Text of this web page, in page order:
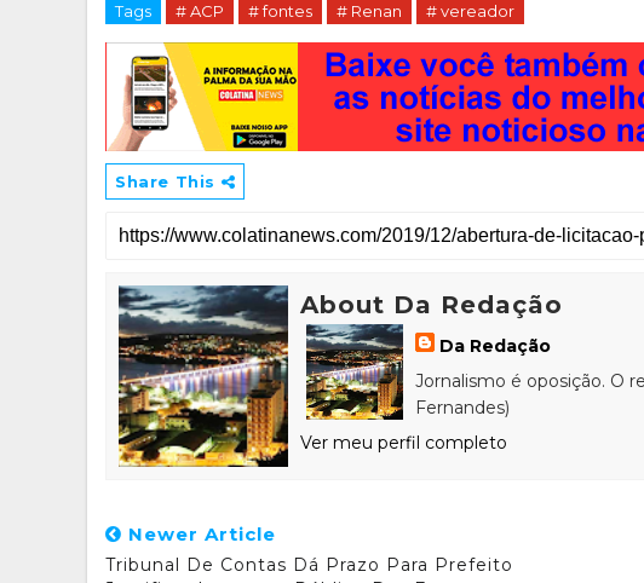
Tags # ACP # fontes # Renan # vereador
Share This
About Da Redação
Da Redação
Jornalismo é oposição. O
Fernandes)
Ver meu perfil completo
Newer Article
Tribunal De Contas Dá Prazo Para Prefeito